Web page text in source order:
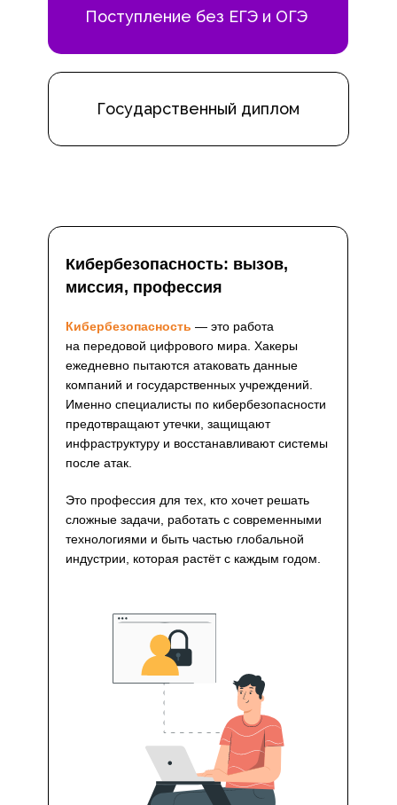
Государственный диплом
Поступление без ЕГЭ и ОГЭ
Кибербезопасность: вызов,
миссия, профессия
Кибербезопасность — это работа
на передовой цифрового мира. Хакеры
ежедневно пытаются атаковать данные
компаний и государственных учреждений.
Именно специалисты по кибербезопасности
предотвращают утечки, защищают
инфраструктуру и восстанавливают системы
после атак.
Это профессия для тех, кто хочет решать
сложные задачи, работать с современными
технологиями и быть частью глобальной
индустрии, которая растёт с каждым годом.